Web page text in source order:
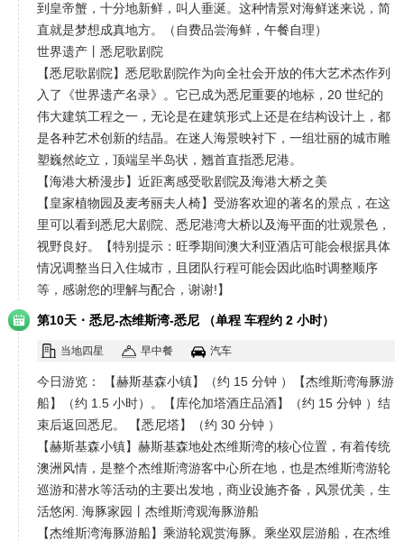
到皇帝蟹，十分地新鲜，叫人垂涎。这种情景对海鲜迷来说，简
直就是梦想成真地方。（自费品尝海鲜，午餐自理）
世界遗产丨悉尼歌剧院
【悉尼歌剧院】悉尼歌剧院作为向全社会开放的伟大艺术杰作列
入了《世界遗产名录》。它已成为悉尼重要的地标，20 世纪的
伟大建筑工程之一，无论是在建筑形式上还是在结构设计上，都
是各种艺术创新的结晶。在迷人海景映衬下，一组壮丽的城市雕
塑巍然屹立，顶端呈半岛状，翘首直指悉尼港。
【海港大桥漫步】近距离感受歌剧院及海港大桥之美
【皇家植物园及麦考丽夫人椅】受游客欢迎的著名的景点，在这
里可以看到悉尼大剧院、悉尼港湾大桥以及海平面的壮观景色，
视野良好。【特别提示：旺季期间澳大利亚酒店可能会根据具体
情况调整当日入住城市，且团队行程可能会因此临时调整顺序
等，感谢您的理解与配合，谢谢!】
第10天 · 悉尼-杰维斯湾-悉尼 （单程 车程约 2 小时）
当地四星 早中餐 汽车
今日游览： 【赫斯基森小镇】（约 15 分钟 ）【杰维斯湾海豚游
船】（约 1.5 小时）。【库伦加塔酒庄品酒】（约 15 分钟 ）结
束后返回悉尼。 【悉尼塔】（约 30 分钟 ）
【赫斯基森小镇】赫斯基森地处杰维斯湾的核心位置，有着传统
澳洲风情，是整个杰维斯湾游客中心所在地，也是杰维斯湾游轮
巡游和潜水等活动的主要出发地，商业设施齐备，风景优美，生
活悠闲. 海豚家园丨杰维斯湾观海豚游船
【杰维斯湾海豚游船】乘游轮观赏海豚。乘坐双层游船，在杰维